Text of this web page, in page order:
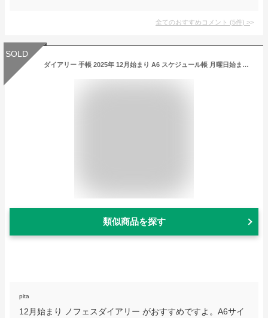
全てのおすすめコメント (5件) >
SOLD
ダイアリー 手帳 2025年 12月始まり A6 スケジュール帳 月曜日始まり ノフェスダイアリー 週間 月間 ウィークリー マンスリー 1ヶ月 レディース シンプル おしゃれ ペンホルダー スリム 大人 かわいい デイリー ビジネス 女性 ブラウン ベージュ ピンク ブルー レイメイ藤井
類似商品を探す
pita
12月始まり ノフェスダイアリー がおすすめですよ。A6サイ